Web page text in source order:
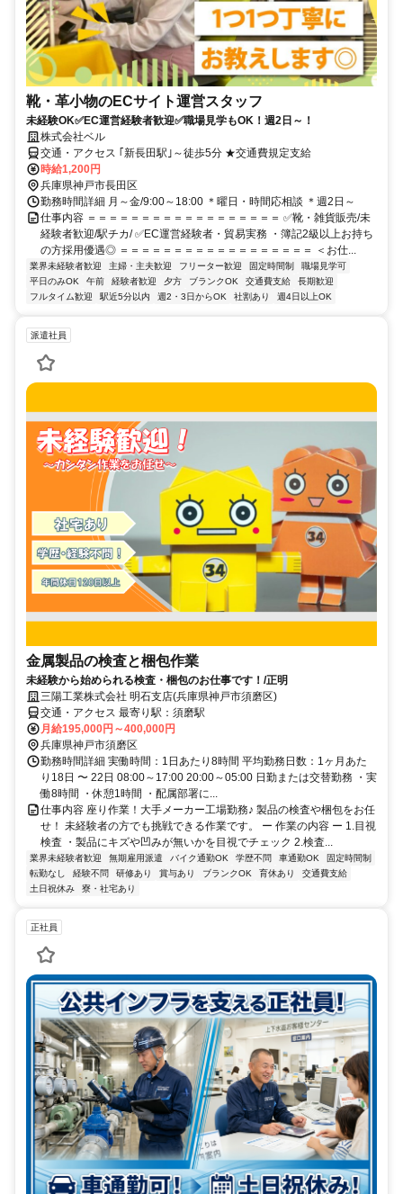
靴・革小物のECサイト運営スタッフ
未経験OK✅EC運営経験者歓迎✅職場見学もOK！週2日～！
株式会社ベル
交通・アクセス ｢新長田駅｣～徒歩5分 ★交通費規定支給
時給1,200円
兵庫県神戸市長田区
勤務時間詳細 月～金/9:00～18:00 ＊曜日・時間応相談 ＊週2日～
仕事内容 ＝＝＝＝＝＝＝＝＝＝＝＝＝＝＝＝＝＝ ✅靴・雑貨販売/未
経験者歓迎/駅チカ/ ✅EC運営経験者・貿易実務 ・簿記2級以上お持ち
の方採用優遇◎ ＝＝＝＝＝＝＝＝＝＝＝＝＝＝＝＝＝＝ ＜お仕...
業界未経験者歓迎 主婦・主夫歓迎 フリーター歓迎 固定時間制
職場見学可
平日のみOK
午前 経験者歓迎 夕方 ブランクOK 交通費支給
長期歓迎
フルタイム歓迎
駅近5分以内 週2・3日からOK 社割あり 週4日以上OK
派遣社員
金属製品の検査と梱包作業
未経験から始められる検査・梱包のお仕事です！/正明
三陽工業株式会社 明石支店(兵庫県神戸市須磨区)
交通・アクセス 最寄り駅：須磨駅
月給195,000円～400,000円
兵庫県神戸市須磨区
勤務時間詳細 実働時間：1日あたり8時間 平均勤務日数：1ヶ月あた
り18日 〜 22日 08:00～17:00 20:00～05:00 日勤または交替勤務 ・実
働8時間 ・休憩1時間 ・配属部署に...
仕事内容 座り作業！大手メーカー工場勤務♪ 製品の検査や梱包をお任
せ！ 未経験者の方でも挑戦できる作業です。 ー 作業の内容 ー 1.目視
検査 ・製品にキズや凹みが無いかを目視でチェック 2.検査...
業界未経験者歓迎 無期雇用派遣 バイク通勤OK 学歴不問 車通勤OK
固定時間制
転勤なし
経験不問 研修あり 賞与あり ブランクOK 育休あり
交通費支給
土日祝休み
寮・社宅あり
正社員